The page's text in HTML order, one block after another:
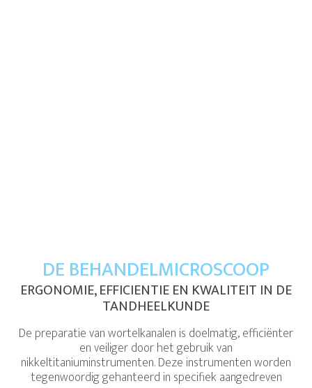
DE BEHANDELMICROSCOOP
ERGONOMIE, EFFICIENTIE EN KWALITEIT IN DE
TANDHEELKUNDE
De preparatie van wortelkanalen is doelmatig, efficiënter
en veiliger door het gebruik van
nikkeltitaniuminstrumenten. Deze instrumenten worden
tegenwoordig gehanteerd in specifiek aangedreven